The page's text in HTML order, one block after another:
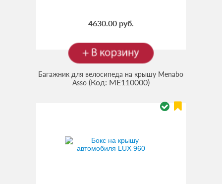
4630.00 руб.
Багажник для велосипеда на крышу Menabo
Asso (Код: ME110000)